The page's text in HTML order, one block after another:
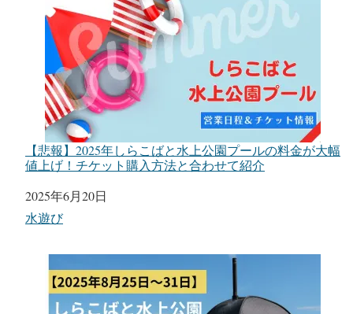
【悲報】2025年しらこばと水上公園プールの料金が大幅
値上げ！チケット購入方法と合わせて紹介
日付
2025年6月20日
関連理由
水遊び